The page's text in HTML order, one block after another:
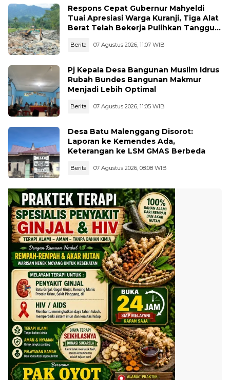
Respons Cepat Gubernur Mahyeldi
Tuai Apresiasi Warga Kuranji, Tiga Alat
Berat Telah Bekerja Pulihkan Tanggul
Berita 07 Agustus 2026, 11:07 WIB
Pj Kepala Desa Bangunan Muslim Idrus
Rubah Bundes Bangunan Makmur
Menjadi Lebih Optimal
Berita 07 Agustus 2026, 11:05 WIB
Desa Batu Malenggang Disorot:
Laporan ke Kemendes Ada,
Keterangan ke LSM GMAS Berbeda
Berita 07 Agustus 2026, 08:08 WIB